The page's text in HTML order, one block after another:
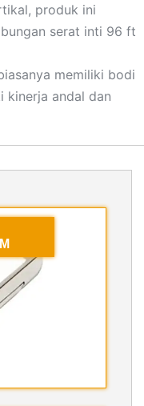
produk ini
serat inti 96 ft
memiliki bodi
kinerja andal dan